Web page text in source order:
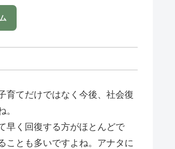
育てだけではなく今後、社会復
早く回復する方がほとんどで
ことも多いですよね。アナタに